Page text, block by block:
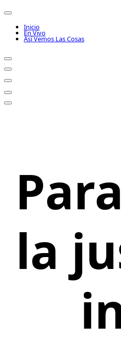
Inicio
En Vivo
Así Vemos Las Cosas
la